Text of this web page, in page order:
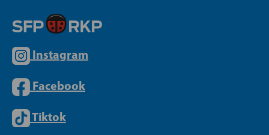
Instagram
Facebook
Tiktok